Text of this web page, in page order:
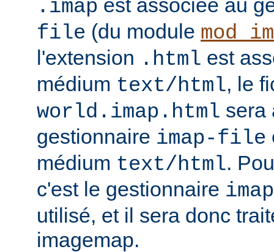
.imap est associée au
file (du module
l'extension .html est
médium text/html, le
world.imap.html sera
gestionnaire imap-file
médium text/html.
c'est le gestionnaire
utilisé, et il sera donc
imagemap.